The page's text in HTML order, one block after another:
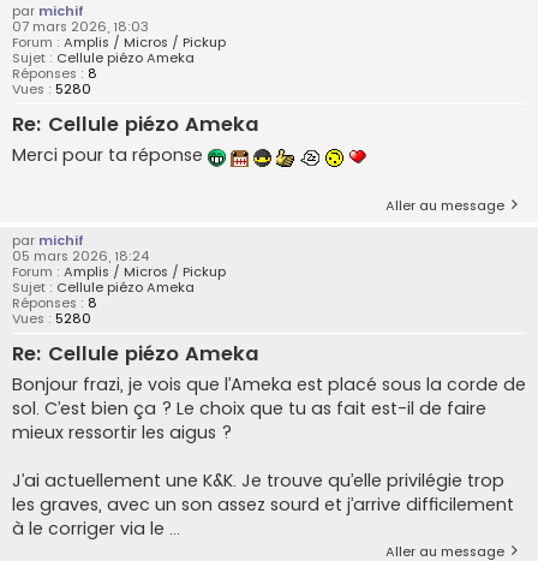
par michif
07 mars 2026, 18:03
Forum : Amplis / Micros / Pickup
Sujet : Cellule piézo Ameka
Réponses : 8
Vues : 5280
Re: Cellule piézo Ameka
Merci pour ta réponse
Aller au message
par michif
05 mars 2026, 18:24
Forum : Amplis / Micros / Pickup
Sujet : Cellule piézo Ameka
Réponses : 8
Vues : 5280
Re: Cellule piézo Ameka
Bonjour frazi, je vois que l’Ameka est placé sous la corde de
sol. C’est bien ça ? Le choix que tu as fait est-il de faire
mieux ressortir les aigus ?
J’ai actuellement une K&K. Je trouve qu’elle privilégie trop
les graves, avec un son assez sourd et j’arrive difficilement
à le corriger via le ...
Aller au message